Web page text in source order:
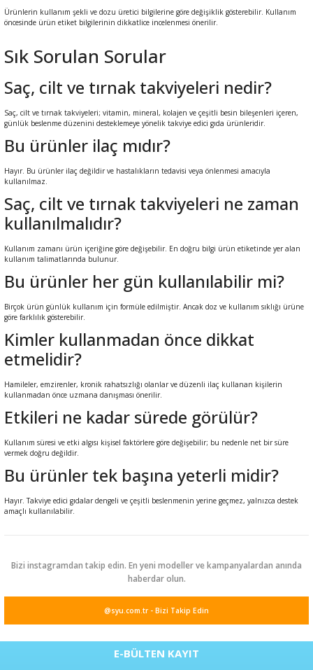
Ürünlerin kullanım şekli ve dozu üretici bilgilerine göre değişiklik gösterebilir. Kullanım
öncesinde ürün etiket bilgilerinin dikkatlice incelenmesi önerilir.
Sık Sorulan Sorular
Saç, cilt ve tırnak takviyeleri nedir?
Saç, cilt ve tırnak takviyeleri; vitamin, mineral, kolajen ve çeşitli besin bileşenleri içeren,
günlük beslenme düzenini desteklemeye yönelik takviye edici gıda ürünleridir.
Bu ürünler ilaç mıdır?
Hayır. Bu ürünler ilaç değildir ve hastalıkların tedavisi veya önlenmesi amacıyla
kullanılmaz.
Saç, cilt ve tırnak takviyeleri ne zaman
kullanılmalıdır?
Kullanım zamanı ürün içeriğine göre değişebilir. En doğru bilgi ürün etiketinde yer alan
kullanım talimatlarında bulunur.
Bu ürünler her gün kullanılabilir mi?
Birçok ürün günlük kullanım için formüle edilmiştir. Ancak doz ve kullanım sıklığı ürüne
göre farklılık gösterebilir.
Kimler kullanmadan önce dikkat
etmelidir?
Hamileler, emzirenler, kronik rahatsızlığı olanlar ve düzenli ilaç kullanan kişilerin
kullanmadan önce uzmana danışması önerilir.
Etkileri ne kadar sürede görülür?
Kullanım süresi ve etki algısı kişisel faktörlere göre değişebilir; bu nedenle net bir süre
vermek doğru değildir.
Bu ürünler tek başına yeterli midir?
Hayır. Takviye edici gıdalar dengeli ve çeşitli beslenmenin yerine geçmez, yalnızca destek
amaçlı kullanılabilir.
Bizi instagramdan takip edin. En yeni modeller ve kampanyalardan anında
haberdar olun.
@syu.com.tr - Bizi Takip Edin
E-BÜLTEN KAYIT